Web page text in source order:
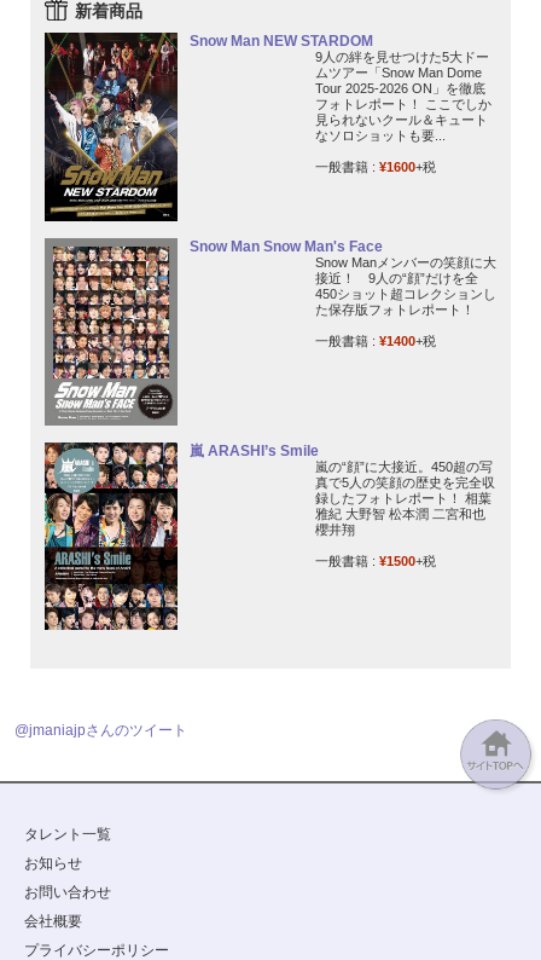
新着商品
Snow Man NEW STARDOM
9人の絆を見せつけた5大ドー
ムツアー「Snow Man Dome
Tour 2025-2026 ON」を徹底
フォトレポート！ ここでしか
見られないクール＆キュート
なソロショットも要...
一般書籍 : ¥1600+税
Snow Man Snow Man's Face
Snow Manメンバーの笑顔に大
接近！ 9人の“顔”だけを全
450ショット超コレクションし
た保存版フォトレポート！
一般書籍 : ¥1400+税
嵐 ARASHI’s Smile
嵐の“顔”に大接近。450超の写
真で5人の笑顔の歴史を完全収
録したフォトレポート！ 相葉
雅紀 大野智 松本潤 二宮和也
櫻井翔
一般書籍 : ¥1500+税
@jmaniajpさんのツイート
タレント一覧
お知らせ
お問い合わせ
会社概要
プライバシーポリシー